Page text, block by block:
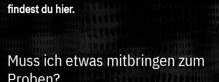
findest du hier.
Muss ich etwas mitbringen zum